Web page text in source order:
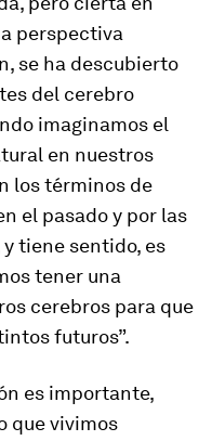
perspectiva
se ha descubierto
del cerebro
imaginamos el
en nuestros
los términos de
el pasado y por las
tiene sentido, es
tener una
cerebros para que
futuros”.
es importante,
que vivimos